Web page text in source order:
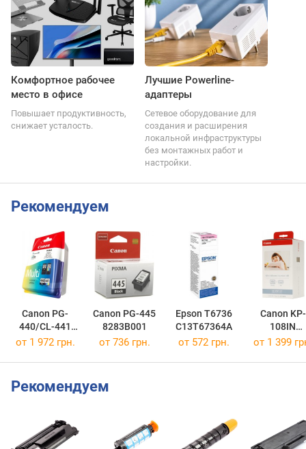
Комфортное рабочее
место в офисе
Повышает продуктивность,
снижает усталость.
Лучшие Powerline-
адаптеры
Сетевое оборудование для
создания и расширения
локальной инфраструктуры
без монтажных работ и
настройки.
Рекомендуем
Canon PG-
440/CL-441
MULTI
Canon PG-445
8283B001
Epson T6736
C13T67364A
Canon KP-
108IN
3115B001
от 1 972 грн. от 736 грн. от 572 грн. от 1 399
Рекомендуем